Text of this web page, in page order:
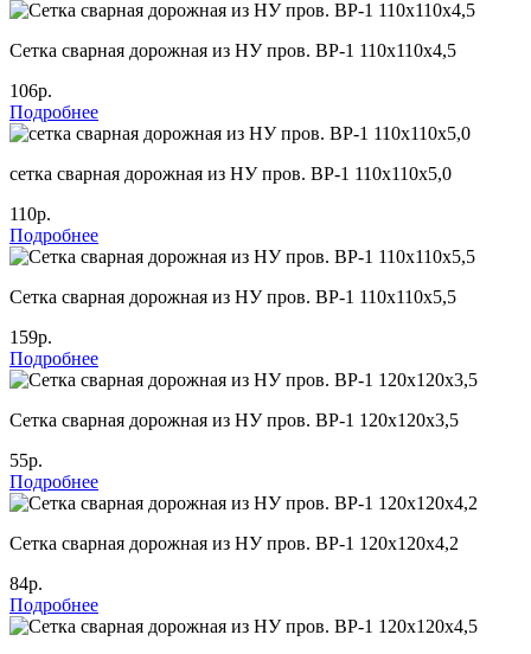
Cетка сварная дорожная из НУ пров. ВР-1 110х110х4,5
106р.
Подробнее
сетка сварная дорожная из НУ пров. ВР-1 110х110х5,0
110р.
Подробнее
Cетка сварная дорожная из НУ пров. ВР-1 110х110х5,5
159р.
Подробнее
Cетка сварная дорожная из НУ пров. ВР-1 120х120х3,5
55р.
Подробнее
Cетка сварная дорожная из НУ пров. ВР-1 120х120х4,2
84р.
Подробнее